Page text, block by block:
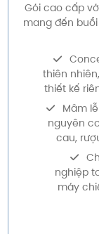
Gói cao cấp
mang đến
thiên
thiết kế
Mâm
nguyên
cau,
nghiệp
máy